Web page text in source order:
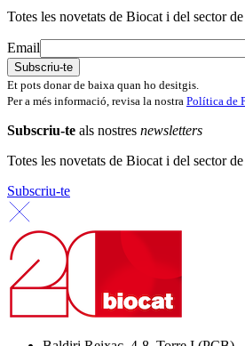
Totes les novetats de Biocat i del sector
Email
Et pots donar de baixa quan ho desitgis.
Per a més informació, revisa la nostra Política de
Subscriu-te als nostres newsletters
Totes les novetats de Biocat i del sector
Subscriu-te